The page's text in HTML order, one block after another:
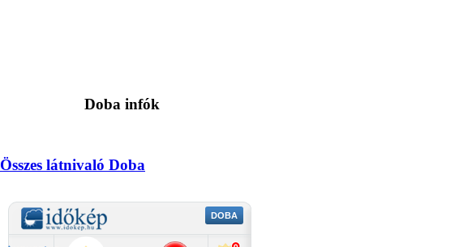
Doba infók
Összes látnivaló Doba